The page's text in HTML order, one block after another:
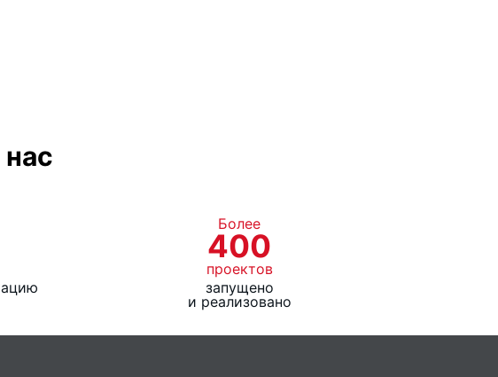
1070 мм
Более
400
проектов
запущено
и реализовано